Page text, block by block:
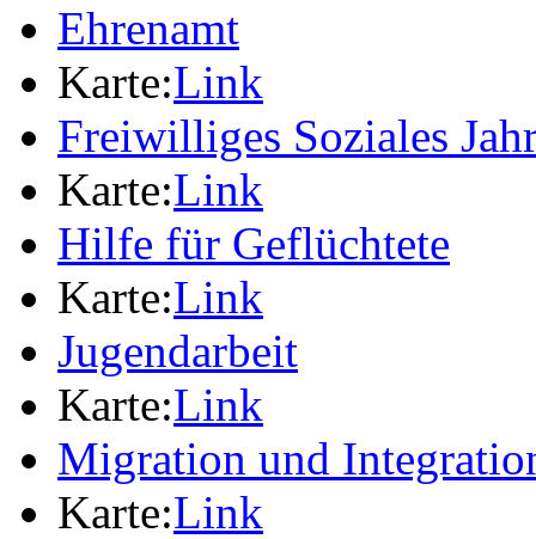
Ehrenamt
Karte:Link
Freiwilliges Soziales
Karte:Link
Hilfe für Geflüchtete
Karte:Link
Jugendarbeit
Karte:Link
Migration und
Karte:Link